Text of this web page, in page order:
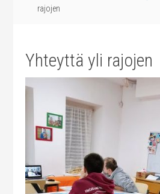
rajojen
Yhteyttä yli rajojen